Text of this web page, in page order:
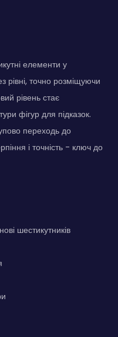
елементи у
рівні, точно розміщуючи
рівень стає
фігур для підказок.
переходь до
і точність - ключ до
шестикутників